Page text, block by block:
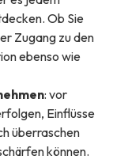
Ob Sie
Zugang zu den
ebenso wie
: vor
Einflüsse
überraschen
können.